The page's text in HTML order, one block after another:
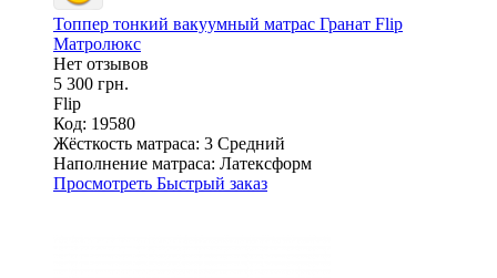
Топпер тонкий вакуумный матрас Гранат Flip
Матролюкс
Нет отзывов
5 300 грн.
Flip
Код: 19580
Жёсткость матраса: 3 Средний
Наполнение матраса: Латексформ
Просмотреть Быстрый заказ